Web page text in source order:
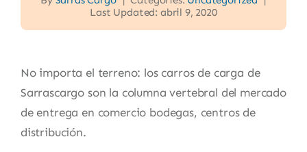
Contacto
Last Updated: abril 9, 2020
No importa el terreno: los carros de carga de
Sarrascargo son la columna vertebral del mercado
de entrega en comercio bodegas, centros de
distribución.